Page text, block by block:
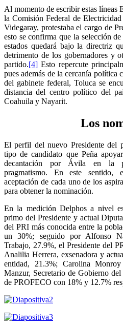
Al momento de escribir estas líneas
la Comisión Federal de
Videgaray, protestaba el cargo de
esto se confirma que la selección
estados quedará bajo la directriz
detrimento de los gobernadores y
partido.[4] Esto repercute
pues además de la cercanía política
del gabinete federal, Toluca se
distancia del centro político del
Coahuila y Nayarit.
Los
El perfil del nuevo Presidente del
tipo de candidato que Peña
decantación por Ávila en la
pragmatismo. En este
aceptación de cada uno de los
para obtener la nominación.
En la medición Delphos a nivel
primo del Presidente y actual
del PRI más conocida entre la
un 30%; seguido por Alfonso
Trabajo, 27.9%, el Presidente del
Analilia Herrera, exsenadora y
entidad, 21.3%; Carolina
Manzur, Secretario de Gobierno
de PROFECO con 18% y 12.7%